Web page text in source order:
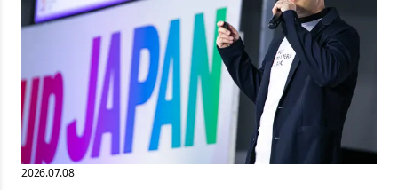
ークで動く時代に、守る側の業界インフラをつくろうとする挑戦だ。
2026.07.08